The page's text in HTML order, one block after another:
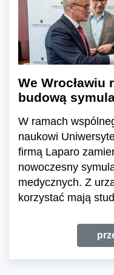
We Wrocławiu
budową
W ramach
naukowi
firmą Laparo
nowoczesny
medycznych. Z
korzystać mają